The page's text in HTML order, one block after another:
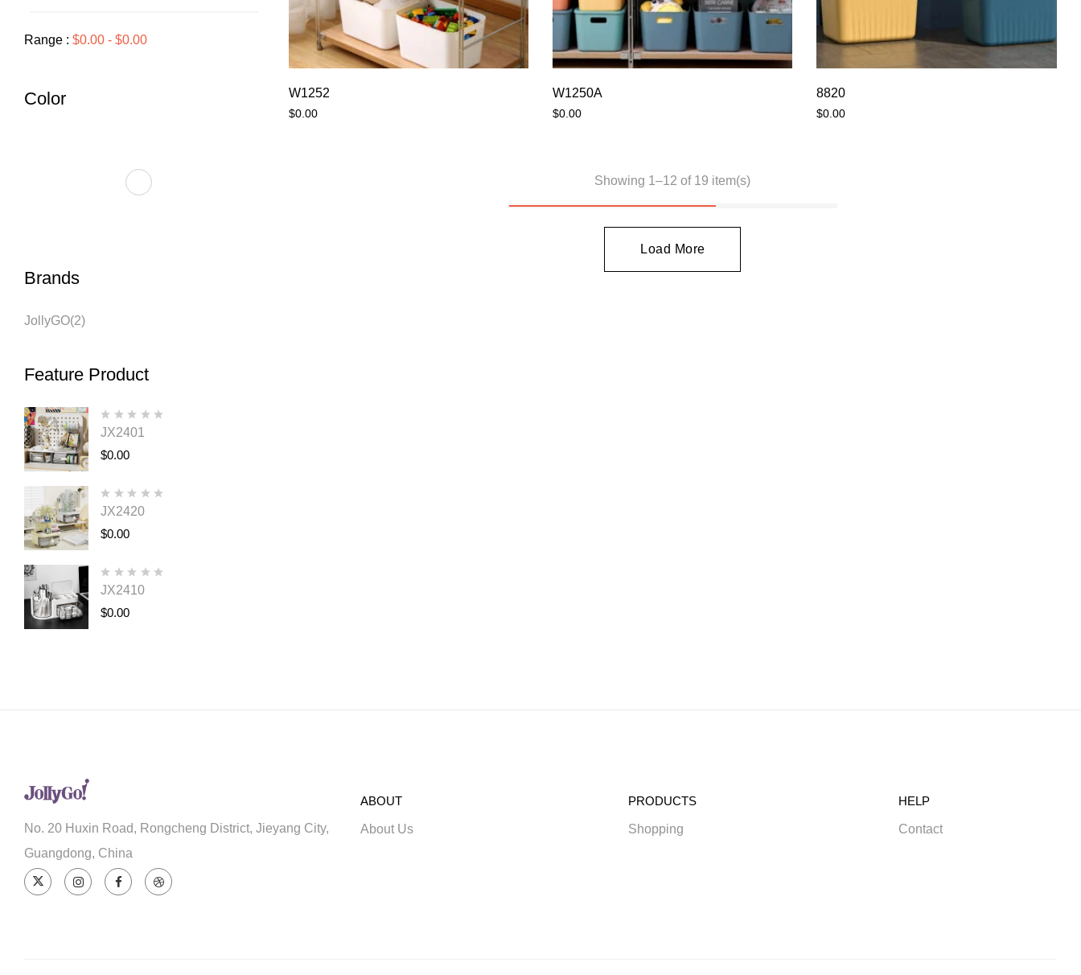
Range : $0.00 - $0.00
Color
Brands
JollyGO(2)
Feature Product
JX2401
$0.00
JX2420
$0.00
JX2410
$0.00
W1252
$0.00
W1250A
$0.00
8820
$0.00
Showing 1–12 of 19 item(s)
Load More
No. 20 Huxin Road, Rongcheng District, Jieyang City,
Guangdong, China
ABOUT
About Us
PRODUCTS
Shopping
HELP
Contact